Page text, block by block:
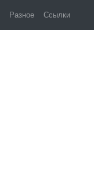
Разное Ссылки